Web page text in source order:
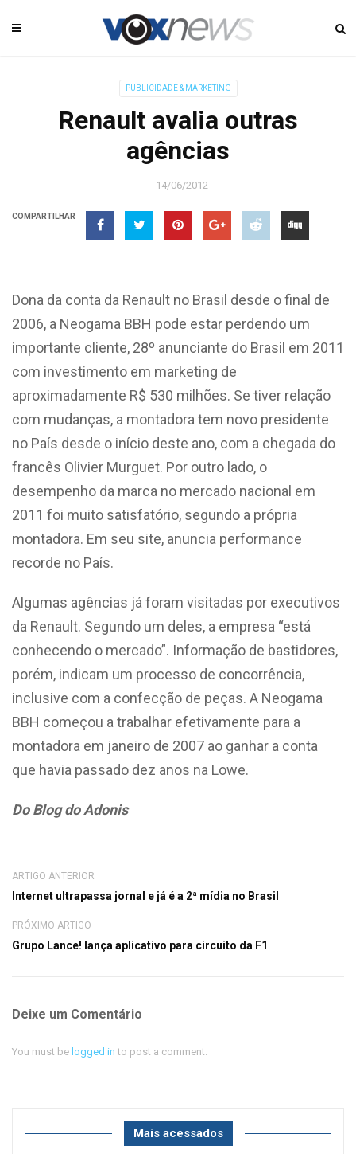
PUBLICIDADE & MARKETING
Renault avalia outras
agências
14/06/2012
COMPARTILHAR
Dona da conta da Renault no Brasil desde o final de
2006, a Neogama BBH pode estar perdendo um
importante cliente, 28º anunciante do Brasil em 2011
com investimento em marketing de
aproximadamente R$ 530 milhões. Se tiver relação
com mudanças, a montadora tem novo presidente
no País desde o início deste ano, com a chegada do
francês Olivier Murguet. Por outro lado, o
desempenho da marca no mercado nacional em
2011 foi muito satisfatório, segundo a própria
montadora. Em seu site, anuncia performance
recorde no País.
Algumas agências já foram visitadas por executivos
da Renault. Segundo um deles, a empresa “está
conhecendo o mercado”. Informação de bastidores,
porém, indicam um processo de concorrência,
inclusive com a confecção de peças. A Neogama
BBH começou a trabalhar efetivamente para a
montadora em janeiro de 2007 ao ganhar a conta
que havia passado dez anos na Lowe.
Do Blog do Adonis
ARTIGO ANTERIOR
Internet ultrapassa jornal e já é a 2ª mídia no Brasil
PRÓXIMO ARTIGO
Grupo Lance! lança aplicativo para circuito da F1
Deixe um Comentário
You must be logged in to post a comment.
Mais acessados